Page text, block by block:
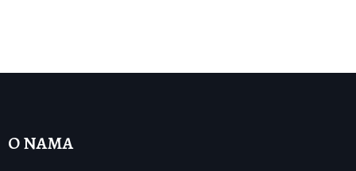
O NAMA